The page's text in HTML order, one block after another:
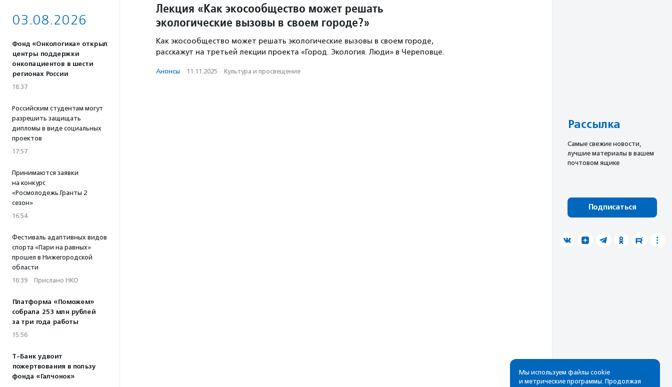
03.08.2026
Фонд «Онкологика» открыл
центры поддержки
онкопациентов в шести
регионах России
18:37
Российским студентам могут
разрешить защищать
дипломы в виде социальных
проектов
17:57
Принимаются заявки
на конкурс
«Росмолодежь.Гранты 2
сезон»
16:54
Фестиваль адаптивных видов
спорта «Пари на равных»
прошел в Нижегородской
области
16:39 · Прислано НКО
Платформа «Поможем»
собрала 253 млн рублей
за три года работы
15:56
Т-Банк удвоит
пожертвования в пользу
фонда «Галчонок»
Лекция «Как экосообщество может решать
экологические вызовы в своем городе?»
Как экосообщество может решать экологические вызовы в своем городе,
расскажут на третьей лекции проекта «Город. Экология. Люди» в Череповце.
Анонсы · 11.11.2025 · Культура и просвещение
Рассылка
Cамые свежие новости,
лучшие материалы в вашем
почтовом ящике
Подписаться
Мы используем файлы cookie
и метрические программы. Продолжая